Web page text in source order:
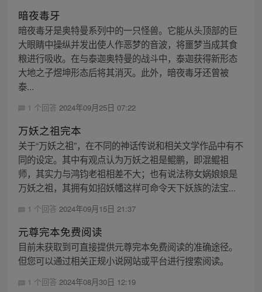
暗夜毒牙
暗夜毒牙是奥特曼系列中的一只怪兽。它能从头顶部的巨
大眼睛中操纵并发出使人作恶梦的音波，将噩梦当成其食
粮进行吸收。在与泰迦奥特曼的战斗中，泰迦获得新形态
大地之子煜坤形态后将其消灭。此外，暗夜毒牙还曾被
泰...
1 个回答 2024年09月25日 07:22
万妖之祖完本
关于“万妖之祖”，在不同的神话传说和相关文学作品中有不
同的设定。其中有观点认为万妖之祖是鲲鹏，即混鲲祖
师，其实力与鸿钧老祖相差不大；也有说法称女娲娘娘是
万妖之祖，其拥有如招妖幡这样可命令天下妖族的法宝...
1 个回答 2024年09月15日 21:37
元尊完本免费阅读
目前未获取到可直接提供元尊完本免费阅读的准确途径。
但您可以通过相关正规小说网站或平台进行搜索阅读。
1 个回答 2024年08月30日 12:19